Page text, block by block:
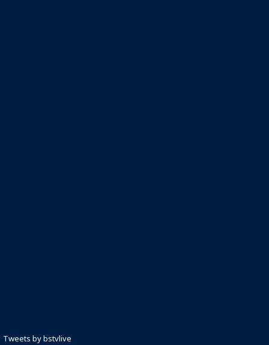
Tweets by bstvlive